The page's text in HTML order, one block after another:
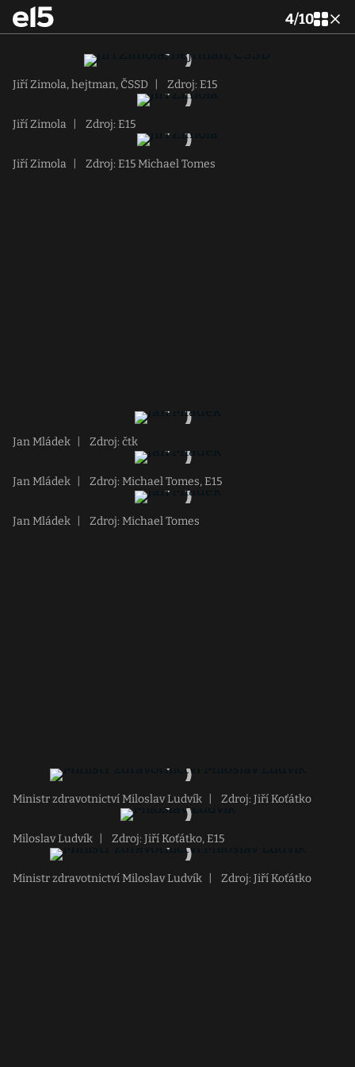
4/10
Jiří Zimola, hejtman, ČSSD Zdroj: E15
Jiří Zimola Zdroj: E15
Jiří Zimola Zdroj: E15 Michael Tomes
Jan Mládek Zdroj: čtk
Jan Mládek Zdroj: Michael Tomes, E15
Jan Mládek Zdroj: Michael Tomes
Ministr zdravotnictví Miloslav Ludvík Zdroj: Jiří Koťátko
Miloslav Ludvík Zdroj: Jiří Koťátko, E15
Ministr zdravotnictví Miloslav Ludvík Zdroj: Jiří Koťátko